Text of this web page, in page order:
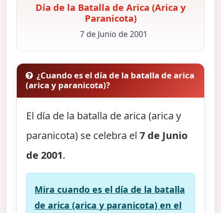
Día de la Batalla de Arica (Arica y
Paranicota)
7 de Junio de 2001
¿Cuando es el día de la batalla de arica
(arica y paranicota)?
El día de la batalla de arica (arica y
paranicota) se celebra el7 de Junio
de 2001.
Mira cuando es el día de la batalla
de arica (arica y paranicota) en el